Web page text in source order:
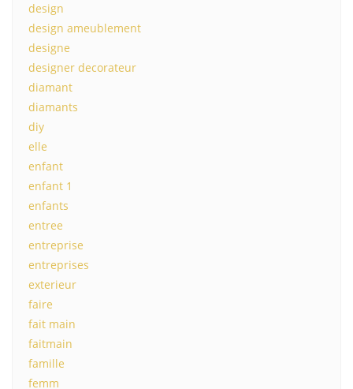
design
design ameublement
designe
designer decorateur
diamant
diamants
diy
elle
enfant
enfant 1
enfants
entree
entreprise
entreprises
exterieur
faire
fait main
faitmain
famille
femm